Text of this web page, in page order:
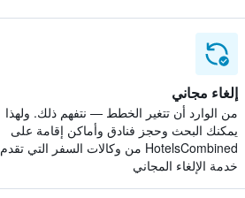
إلغاء مجاني
من الوارد أن تتغير الخطط — نتفهم ذلك. ولهذا
يمكنك البحث وحجز فنادق وأماكن إقامة على
HotelsCombined من وكالات السفر التي تقدم
خدمة الإلغاء المجاني